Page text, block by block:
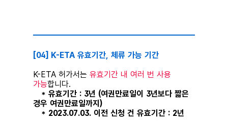
[04] K-ETA 유효기간, 체류 가능 기간
K-ETA 허가서는 유효기간 내 여러 번 사용
가능합니다.
* 유효기간 : 3년 (여권만료일이 3년보다 짧은
경우 여권만료일까지)
* 2023.07.03. 이전 신청 건 유효기간 : 2년